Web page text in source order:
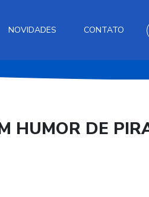
NOVIDADES CONTATO
HUMOR DE